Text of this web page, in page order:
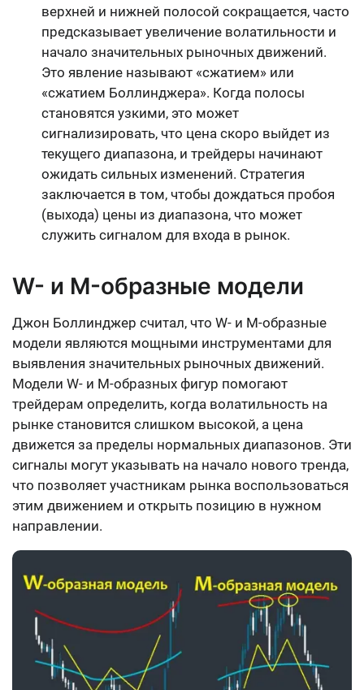
верхней и нижней полосой сокращается, часто
предсказывает увеличение волатильности и
начало значительных рыночных движений.
Это явление называют «сжатием» или
«сжатием Боллинджера». Когда полосы
становятся узкими, это может
сигнализировать, что цена скоро выйдет из
текущего диапазона, и трейдеры начинают
ожидать сильных изменений. Стратегия
заключается в том, чтобы дождаться пробоя
(выхода) цены из диапазона, что может
служить сигналом для входа в рынок.
W- и M-образные модели
Джон Боллинджер считал, что W- и M-образные
модели являются мощными инструментами для
выявления значительных рыночных движений.
Модели W- и M-образных фигур помогают
трейдерам определить, когда волатильность на
рынке становится слишком высокой, а цена
движется за пределы нормальных диапазонов. Эти
сигналы могут указывать на начало нового тренда,
что позволяет участникам рынка воспользоваться
этим движением и открыть позицию в нужном
направлении.